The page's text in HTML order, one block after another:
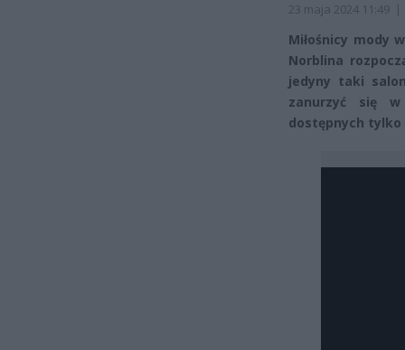
23 maja 2024 11:49 |
Miłośnicy mody
Norblina
jedyny taki
zanurzyć się w
dostępnych tylko